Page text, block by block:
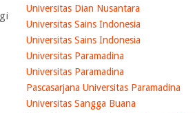
Universitas Dian Nusantara
Universitas Sains Indonesia
Universitas Sains Indonesia
Universitas Paramadina
Universitas Paramadina
Pascasarjana Universitas Paramadina
Universitas Sangga Buana